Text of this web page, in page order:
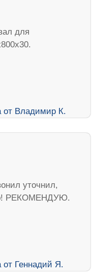
для
уточнил,
РЕКОМЕНДУЮ.